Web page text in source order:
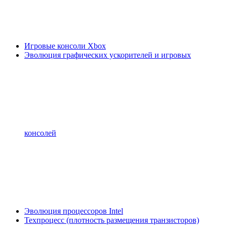
Игровые консоли Xbox
Эволюция графических ускорителей и игровых
консолей
Эволюция процессоров Intel
Техпроцесс (плотность размещения транзисторов)